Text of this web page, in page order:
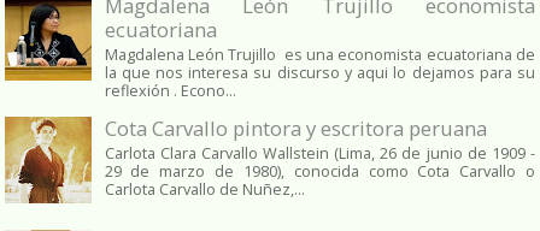
ecuatoriana
Magdalena León Trujillo es una economista ecuatoriana de
la que nos interesa su discurso y aqui lo dejamos para su
reflexión . Econo...
Cota Carvallo pintora y escritora peruana
Carlota Clara Carvallo Wallstein (Lima, 26 de junio de 1909 -
29 de marzo de 1980), conocida como Cota Carvallo o
Carlota Carvallo de Nuñez,...